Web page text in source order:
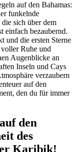
auf den Bahamas:
funkelnde
sich über dem
einfach bezaubernd.
und die ersten Sterne
Ruhe und
Augenblicke an
Inseln und Cays
verzaubern
auf den
den du für immer
den
des
Karibik!